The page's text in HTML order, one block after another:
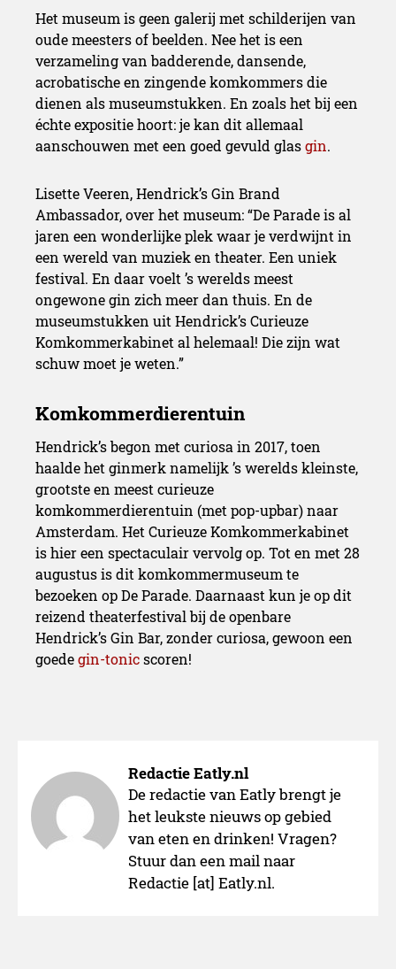
Het museum is geen galerij met schilderijen van
oude meesters of beelden. Nee het is een
verzameling van badderende, dansende,
acrobatische en zingende komkommers die
dienen als museumstukken. En zoals het bij een
échte expositie hoort: je kan dit allemaal
aanschouwen met een goed gevuld glasgin.
Lisette Veeren, Hendrick’s Gin Brand
Ambassador, over het museum: “De Parade is al
jaren een wonderlijke plek waar je verdwijnt in
een wereld van muziek en theater. Een uniek
festival. En daar voelt ’s werelds meest
ongewone gin zich meer dan thuis. En de
museumstukken uit Hendrick’s Curieuze
Komkommerkabinet al helemaal! Die zijn wat
schuw moet je weten.”
Hendrick’s begon met curiosa in 2017, toen
haalde het ginmerk namelijk ’s werelds kleinste,
grootste en meest curieuze
komkommerdierentuin (met pop-upbar) naar
Amsterdam. Het Curieuze Komkommerkabinet
is hier een spectaculair vervolg op. Tot en met 28
augustus is dit komkommermuseum te
bezoeken op De Parade. Daarnaast kun je op dit
reizend theaterfestival bij de openbare
Hendrick’s Gin Bar, zonder curiosa, gewoon een
goedegin-tonicscoren!
Redactie Eatly.nl
De redactie van Eatly brengt je
het leukste nieuws op gebied
van eten en drinken! Vragen?
Stuur dan een mail naar
Redactie [at] Eatly.nl.